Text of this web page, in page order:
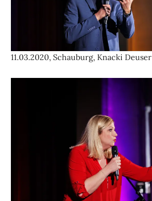
11.03.2020, Schauburg, Knacki Deuser